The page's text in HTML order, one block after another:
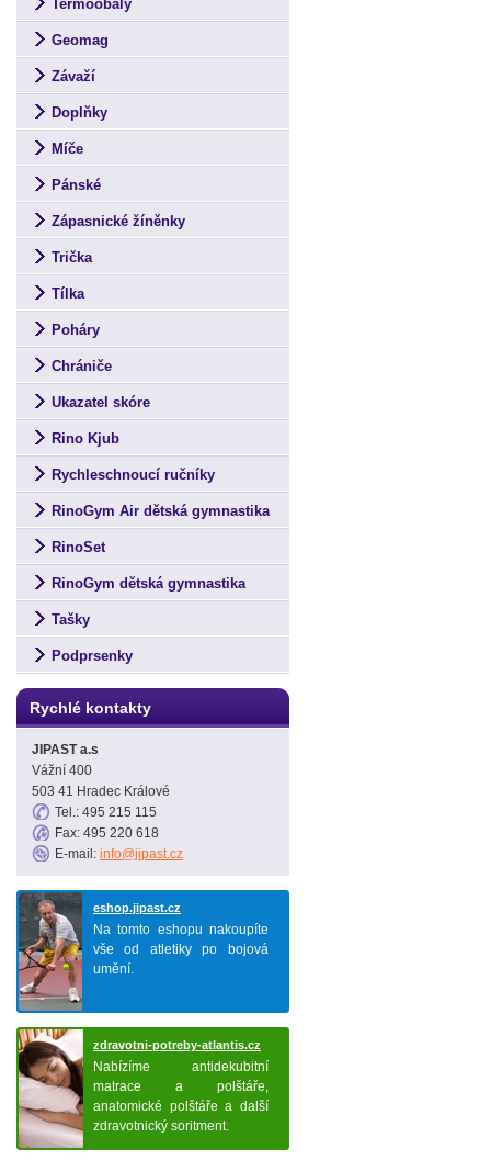
Termoobaly
Geomag
Závaží
Doplňky
Míče
Pánské
Zápasnické žíněnky
Trička
Tílka
Poháry
Chrániče
Ukazatel skóre
Rino Kjub
Rychleschnoucí ručníky
RinoGym Air dětská gymnastika
RinoSet
RinoGym dětská gymnastika
Tašky
Podprsenky
Rychlé kontakty
JIPAST a.s
Vážní 400
503 41 Hradec Králové
Tel.: 495 215 115
Fax: 495 220 618
E-mail: info@jipast.cz
eshop.jipast.cz
Na tomto eshopu nakoupíte
vše od atletiky po bojová
umění.
zdravotni-potreby-atlantis.cz
Nabízíme antidekubitní
matrace a polštáře,
anatomické polštáře a další
zdravotnický soritment.